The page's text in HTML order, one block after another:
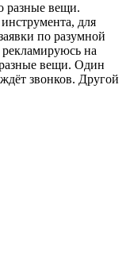
разные вещи.
для
по разумной
на
вещи. Один
звонков. Другой